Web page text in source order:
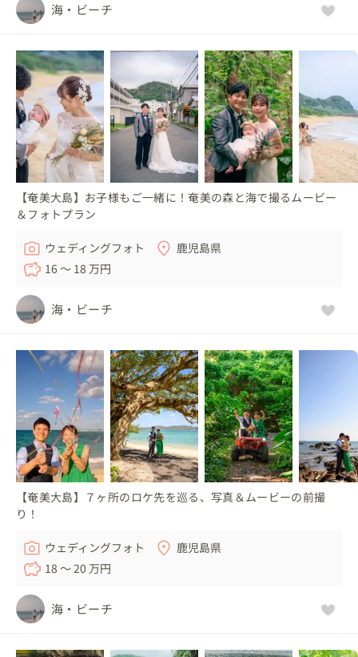
海・ビーチ
【奄美大島】お子様もご一緒に！奄美の森と海で撮るムービー
＆フォトプラン
ウェディングフォト
鹿児島県
16 〜 18 万円
海・ビーチ
【奄美大島】７ヶ所のロケ先を巡る、写真＆ムービーの前撮
り！
ウェディングフォト
鹿児島県
18 〜 20 万円
海・ビーチ